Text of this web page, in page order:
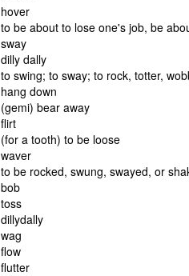
hover
to be about to lose one's job, be
sway
dilly dally
to swing; to sway; to rock, totter,
hang down
(gemi) bear away
flirt
(for a tooth) to be loose
waver
to be rocked, swung, swayed, or
bob
toss
dillydally
wag
flow
flutter